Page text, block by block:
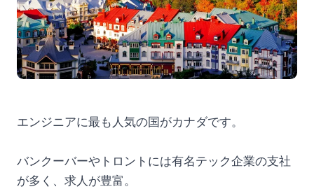
エンジニアに最も人気の国がカナダです。
バンクーバーやトロントには有名テック企業の支社
が多く、求人が豊富。